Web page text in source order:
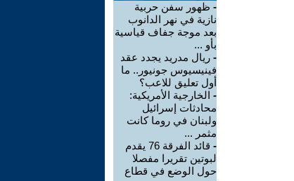
- ظهور سفن حربية
نازية في نهر الدانوب
بعد موجة جفاف قياسية
بأو ...
- ريال مدريد يجدد عقد
فينيسيوس جونيور.. ما
أول تعليق للاعب؟
- الخارجية الأمريكية:
محادثات إسرائيل
ولبنان في روما كانت
مثمر ...
-
قائد الفرقة 76 يقدم
لبوتين تقريرا مفصلا
حول الوضع في قطاع